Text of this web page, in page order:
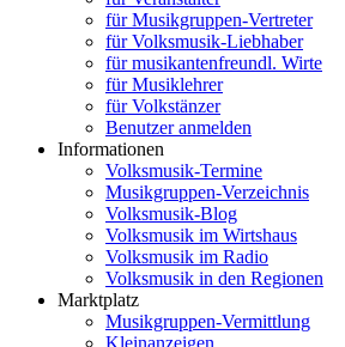
für Musikgruppen-Vertreter
für Volksmusik-Liebhaber
für musikantenfreundl. Wirte
für Musiklehrer
für Volkstänzer
Benutzer anmelden
Informationen
Volksmusik-Termine
Musikgruppen-Verzeichnis
Volksmusik-Blog
Volksmusik im Wirtshaus
Volksmusik im Radio
Volksmusik in den Regionen
Marktplatz
Musikgruppen-Vermittlung
Kleinanzeigen